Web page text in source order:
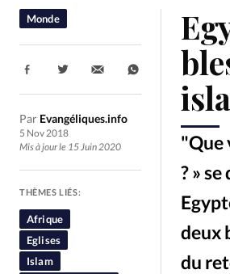
RUBRIQUES
Toute l'actualité
Economie
Liberté religieuse
People
"Que
? »
deux
du
Monde
Par Evangéliques.info
5 Nov 2018
Mis à jour le 15 Juin 2020
Partager:
THÈMES LIÉS:
Afrique
Eglises
Islam